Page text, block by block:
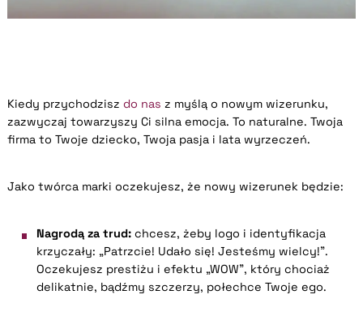
Kiedy przychodzisz do nas z myślą o nowym wizerunku,
zazwyczaj towarzyszy Ci silna emocja. To naturalne. Twoja
firma to Twoje dziecko, Twoja pasja i lata wyrzeczeń.
Jako twórca marki oczekujesz, że nowy wizerunek będzie:
Nagrodą za trud: chcesz, żeby logo i identyfikacja
krzyczały: „Patrzcie! Udało się! Jesteśmy wielcy!”.
Oczekujesz prestiżu i efektu „WOW”, który chociaż
delikatnie, bądźmy szczerzy, połechce Twoje ego.